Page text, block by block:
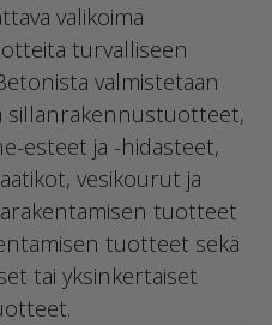
valikoima
turvalliseen
valmistetaan
sillanrakennustuotteet,
esteet ja -hidasteet,
vesikourut ja
tuotteet
tuotteet sekä
tai yksinkertaiset